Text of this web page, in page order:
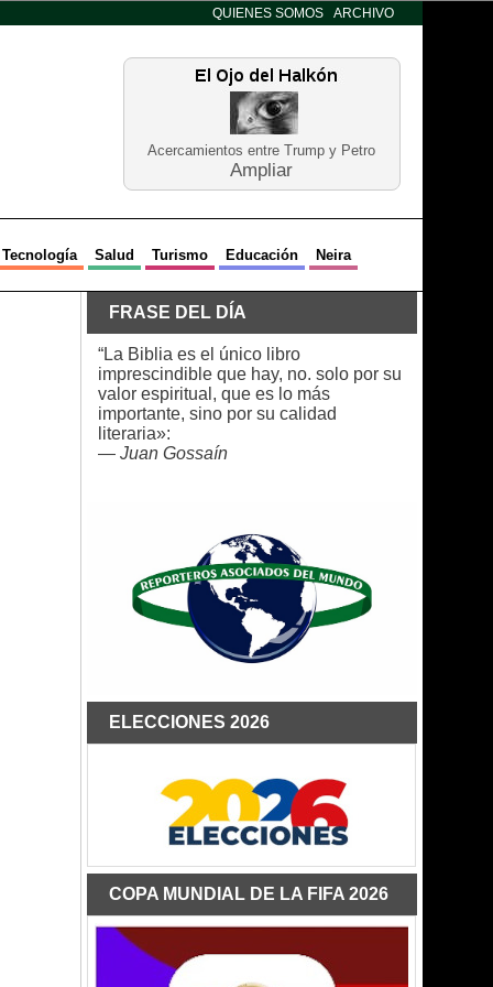
QUIENES SOMOS ARCHIVO
Acercamientos entre Trump y Petro
Ampliar
Tecnología Salud Turismo Educación Neira
FRASE DEL DÍA
“La Biblia es el único libro
imprescindible que hay, no. solo por su
valor espiritual, que es lo más
importante, sino por su calidad
literaria»:
— Juan Gossaín
ELECCIONES 2026
COPA MUNDIAL DE LA FIFA 2026